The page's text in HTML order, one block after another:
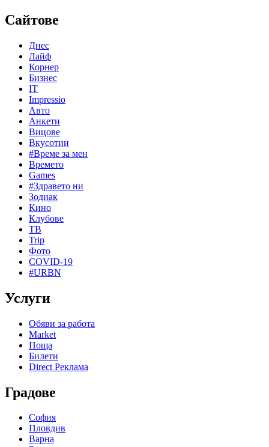
Сайтове
Днес
Лайф
Корнер
Бизнес
IT
Impressio
Авто
Анкети
Вицове
Вкусотии
#Време за мен
Времето
Games
#Здравето ни
Зодиак
Кино
Клубове
ТВ
Trip
Фото
COVID-19
#URBN
Услуги
Обяви за работа
Market
Поща
Билети
Direct Реклама
Градове
София
Пловдив
Варна